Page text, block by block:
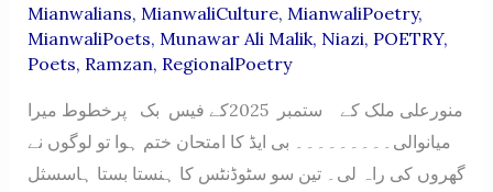
Mianwalians, MianwaliCulture, MianwaliPoetry,
MianwaliPoets, Munawar Ali Malik, Niazi, POETRY,
Poets, Ramzan, RegionalPoetry
منورعلی ملک کے ستمبر 2025کے فیس بک پرخطوط میرا
میانوالی۔۔۔۔۔۔۔۔۔ بی ایڈ کا امتحان ختم ہوا تو لوگوں نے
گھروں کی راہ لی۔ تین سو سٹوڈنٹس کا ہنستا بستا ہاسسثل